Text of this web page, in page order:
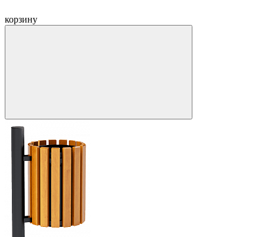
корзину